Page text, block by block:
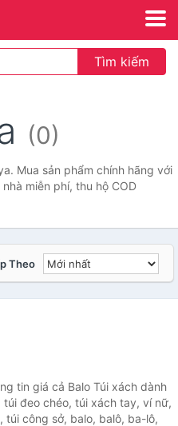
Tìm kiếm
(0)
Mua sản phẩm chính hãng với
miễn phí, thu hộ COD
Theo
tin giá cả Balo Túi xách dành
đeo chéo, túi xách tay, ví nữ,
túi công sở, balo, balô, ba-lô,